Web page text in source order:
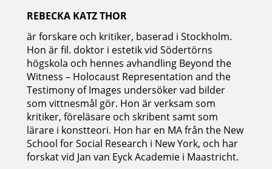
REBECKA KATZ THOR
är forskare och kritiker, baserad i Stockholm.
Hon är fil. doktor i estetik vid Södertörns
högskola och hennes avhandling Beyond the
Witness – Holocaust Representation and the
Testimony of Images undersöker vad bilder
som vittnesmål gör. Hon är verksam som
kritiker, föreläsare och skribent samt som
lärare i konstteori. Hon har en MA från the New
School for Social Research i New York, och har
forskat vid Jan van Eyck Academie i Maastricht.